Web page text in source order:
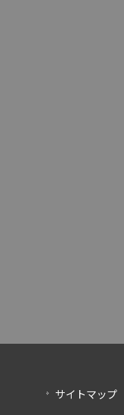
サイトマップ